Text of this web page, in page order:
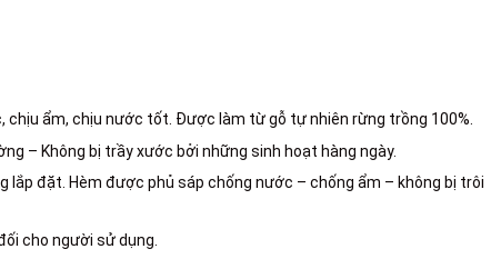
chịu ẩm, chịu nước tốt. Được làm từ gỗ tự nhiên rừng trồng 100%.
– Không bị trầy xước bởi những sinh hoạt hàng ngày.
lắp đặt. Hèm được phủ sáp chống nước – chống ẩm – không bị trôi
cho người sử dụng.